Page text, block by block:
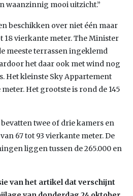
waanzinnig mooi uitzicht.”
beschikken over niet één maar
18 vierkante meter. The Minister
meeste terrassen ingeklemd
het daar ook met wind nog
Het kleinste Sky Appartement
Het grootste is rond de 145
twee of drie kamers en
67 tot 93 vierkante meter. De
liggen tussen de 265.000 en
van het artikel dat verschijnt